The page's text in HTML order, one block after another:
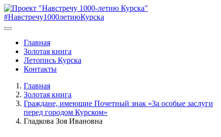
#Навстречу1000летиюКурска
Главная
Золотая книга
Летопись Курска
Контакты
Главная
Золотая книга
Граждане, имеющие Почетный знак «За особые заслуги
перед городом Курском»
Гладкова Зоя Ивановна